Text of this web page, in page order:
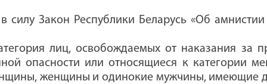
силу Закон Республики Беларусь «Об
лиц, освобождаемых от наказания за
опасности или относящиеся к категории
женщины и одинокие мужчины, имеющие